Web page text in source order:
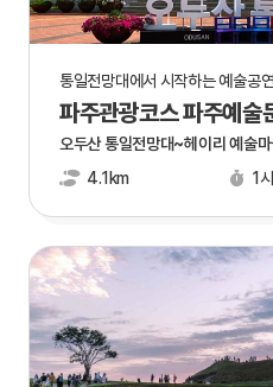
통일전망대에서 시작하는 예술공
파주관광코스 파주예술
오두산 통일전망대~헤이리 예술
4.1km
1